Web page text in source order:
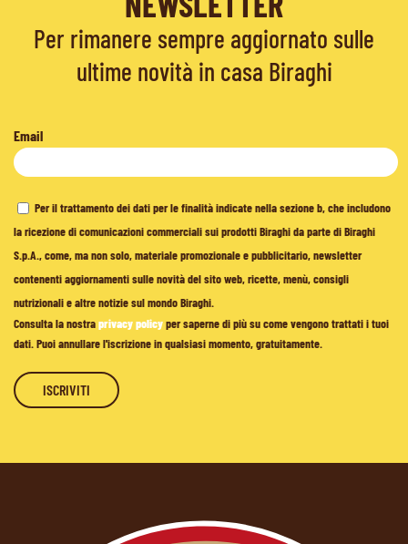
Per rimanere sempre aggiornato sulle
ultime novità in casa Biraghi
Email
Per il trattamento dei dati per le finalità indicate nella sezione b, che includono
la ricezione di comunicazioni commerciali sui prodotti Biraghi da parte di Biraghi
S.p.A., come, ma non solo, materiale promozionale e pubblicitario, newsletter
contenenti aggiornamenti sulle novità del sito web, ricette, menù, consigli
nutrizionali e altre notizie sul mondo Biraghi.
Consulta la nostraprivacy policyper saperne di più su come vengono trattati i tuoi
dati. Puoi annullare l'iscrizione in qualsiasi momento, gratuitamente.